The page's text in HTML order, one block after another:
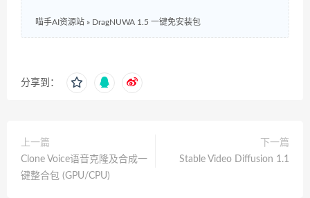
喵手AI资源站 » DragNUWA 1.5 一键免安装包
分享到：
上一篇
Clone Voice语音克隆及合成一
键整合包 (GPU/CPU)
下一篇
Stable Video Diffusion 1.1